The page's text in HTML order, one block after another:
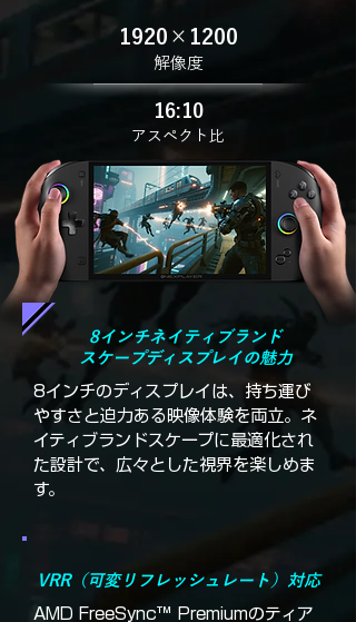
1920×1200
解像度
16:10
アスペクト比
8インチネイティブランド
スケープディスプレイの魅力
8インチのディスプレイは、持ち運び
やすさと迫力ある映像体験を両立。ネ
イティブランドスケープに最適化され
た設計で、広々とした視界を楽しめま
す。
VRR（可変リフレッシュレート）対応
AMD FreeSync™ Premiumのティア